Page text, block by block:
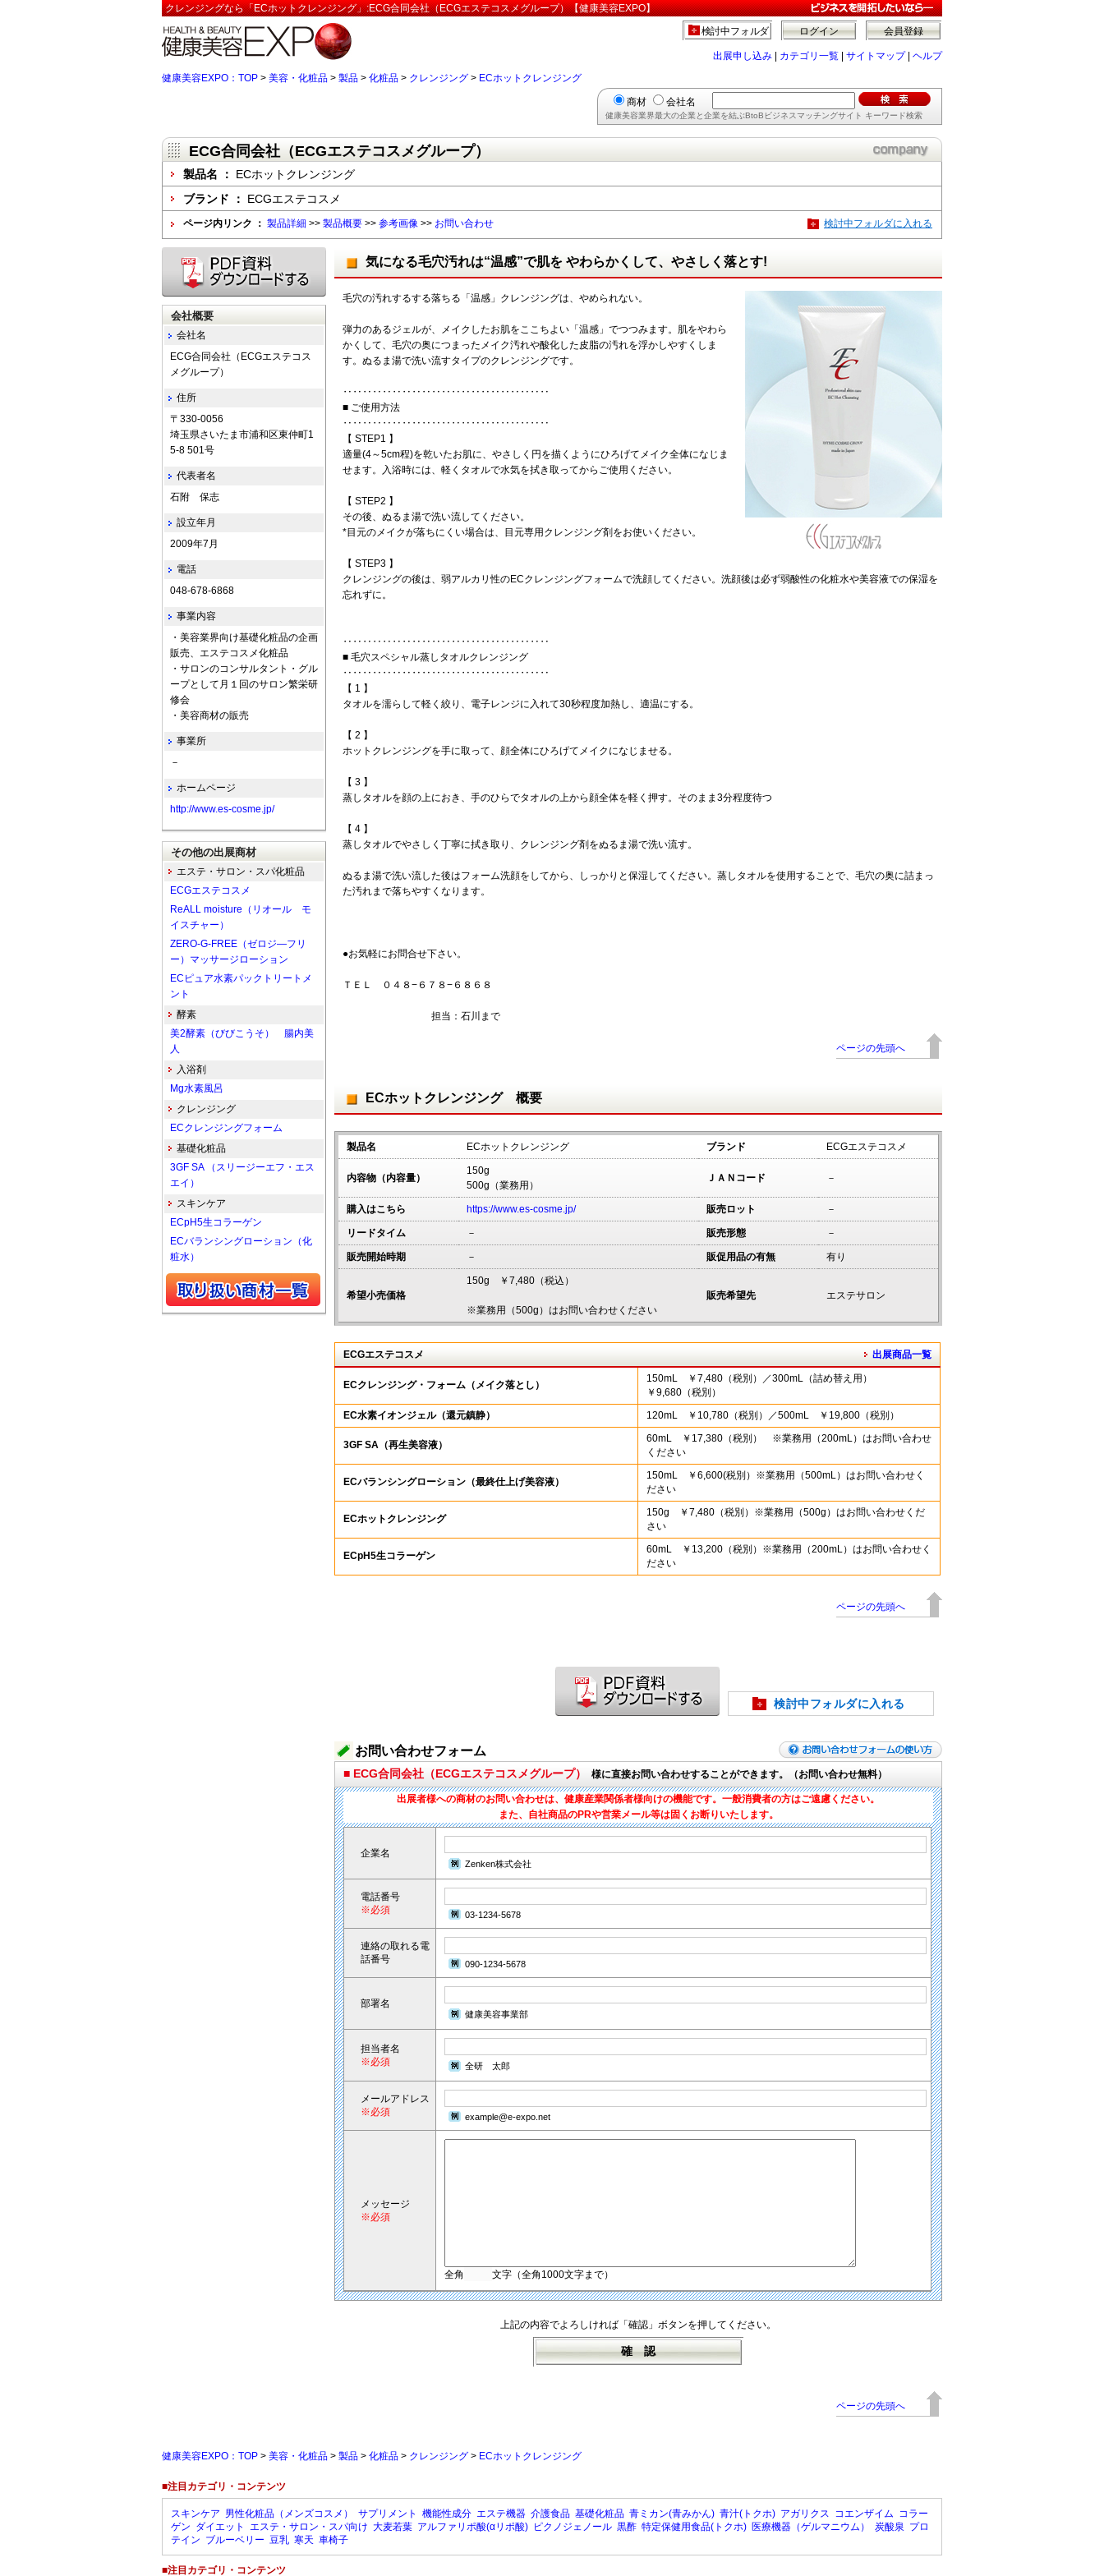
クレンジングなら「ECホットクレンジング」:ECG合同会社（ECGエステコスメグループ）【健康美容EXPO】
会員登録
ログイン
検討中フォルダ
出展申し込み カテゴリ一覧 サイトマップ| ヘルプ
健康美容EXPO：TOP > 美容・化粧品 > 製品 > 化粧品 > クレンジング > ECホットクレンジング
商材 会社名
健康美容業界最大の企業と企業を結ぶBtoBビジネスマッチングサイト キーワード検索
ECG合同会社（ECGエステコスメグループ）
製品名 ： ECホットクレンジング
ブランド ： ECGエステコスメ
ページ内リンク ： 製品詳細 >> 製品概要 >> 参考画像 >> お問い合わせ 検討中フォルダに入れる
気になる毛穴汚れは“温感”で肌を やわらかくして、やさしく落とす!
毛穴の汚れするする落ちる「温感」クレンジングは、やめられない。
弾力のあるジェルが、メイクしたお肌をここちよい「温感」でつつみます。肌をやわら
かくして、毛穴の奥につまったメイク汚れや酸化した皮脂の汚れを浮かしやすくしま
す。ぬるま湯で洗い流すタイプのクレンジングです。
‥‥‥‥‥‥‥‥‥‥‥‥‥‥‥‥‥‥‥‥‥
■ ご使用方法
‥‥‥‥‥‥‥‥‥‥‥‥‥‥‥‥‥‥‥‥‥
【 STEP1 】
適量(4～5cm程)を乾いたお肌に、やさしく円を描くようにひろげてメイク全体になじま
せます。入浴時には、軽くタオルで水気を拭き取ってからご使用ください。
【 STEP2 】
その後、ぬるま湯で洗い流してください。
*目元のメイクが落ちにくい場合は、目元専用クレンジング剤をお使いください。
【 STEP3 】
クレンジングの後は、弱アルカリ性のECクレンジングフォームで洗顔してください。洗顔後は必ず弱酸性の化粧水や美容液での保湿を
忘れずに。
‥‥‥‥‥‥‥‥‥‥‥‥‥‥‥‥‥‥‥‥‥
■ 毛穴スペシャル蒸しタオルクレンジング
‥‥‥‥‥‥‥‥‥‥‥‥‥‥‥‥‥‥‥‥‥
【 1 】
タオルを濡らして軽く絞り、電子レンジに入れて30秒程度加熱し、適温にする。
【 2 】
ホットクレンジングを手に取って、顔全体にひろげてメイクになじませる。
【 3 】
蒸しタオルを顔の上におき、手のひらでタオルの上から顔全体を軽く押す。そのまま3分程度待つ
【 4 】
蒸しタオルでやさしく丁寧に拭き取り、クレンジング剤をぬるま湯で洗い流す。
ぬるま湯で洗い流した後はフォーム洗顔をしてから、しっかりと保湿してください。蒸しタオルを使用することで、毛穴の奥に詰まっ
た汚れまで落ちやすくなります。
●お気軽にお問合せ下さい。
ＴＥＬ ０４８−６７８−６８６８
担当：石川まで
ページの先頭へ
ECホットクレンジング 概要
製品名 ECホットクレンジング ブランド ECGエステコスメ
内容物（内容量）
150g
500g（業務用）
ＪＡＮコード －
購入はこちら https://www.es-cosme.jp/ 販売ロット －
リードタイム － 販売形態 －
販売開始時期 － 販促用品の有無 有り
希望小売価格
150g ￥7,480（税込）
※業務用（500g）はお問い合わせください
販売希望先 エステサロン
ECGエステコスメ 出展商品一覧
ECクレンジング・フォーム（メイク落とし）
150mL ￥7,480（税別）／300mL（詰め替え用）
￥9,680（税別）
EC水素イオンジェル（還元鎮静）
120mL ￥10,780（税別）／500mL ￥19,800（税別）
3GF SA（再生美容液）
60mL ￥17,380（税別） ※業務用（200mL）はお問い合わせ
ください
ECバランシングローション（最終仕上げ美容液）
150mL ￥6,600(税別）※業務用（500mL）はお問い合わせく
ださい
ECホットクレンジング
150g ￥7,480（税別）※業務用（500g）はお問い合わせくだ
さい
ECpH5生コラーゲン
60mL ￥13,200（税別）※業務用（200mL）はお問い合わせく
ださい
ページの先頭へ
検討中フォルダに入れる
お問い合わせフォーム
■ ECG合同会社（ECGエステコスメグループ） 様に直接お問い合わせすることができます。（お問い合わせ無料）
出展者様への商材のお問い合わせは、健康産業関係者様向けの機能です。一般消費者の方はご遠慮ください。
また、自社商品のPRや営業メール等は固くお断りいたします。
企業名
Zenken株式会社
電話番号
※必須
03-1234-5678
連絡の取れる電
話番号
090-1234-5678
部署名
健康美容事業部
担当者名
※必須
全研 太郎
メールアドレス
※必須
example@e-expo.net
メッセージ
※必須
全角 文字（全角1000文字まで）
上記の内容でよろしければ「確認」ボタンを押してください。
ページの先頭へ
会社概要
会社名
ECG合同会社（ECGエステコス
メグループ）
住所
〒330-0056
埼玉県さいたま市浦和区東仲町1
5-8 501号
代表者名
石附 保志
設立年月
2009年7月
電話
048-678-6868
事業内容
・美容業界向け基礎化粧品の企画
販売、エステコスメ化粧品
・サロンのコンサルタント・グル
ープとして月１回のサロン繁栄研
修会
・美容商材の販売
事業所
－
ホームページ
http://www.es-cosme.jp/
その他の出展商材
エステ・サロン・スパ化粧品
ECGエステコスメ
ReALL moisture（リオール モ
イスチャー）
ZERO-G-FREE（ゼロジ―フリ
ー）マッサージローション
ECピュア水素パックトリートメ
ント
酵素
美2酵素（びびこうそ） 腸内美
人
入浴剤
Mg水素風呂
クレンジング
ECクレンジングフォーム
基礎化粧品
3GF SA （スリージーエフ・エス
エイ）
スキンケア
ECpH5生コラーゲン
ECバランシングローション（化
粧水）
健康美容EXPO：TOP > 美容・化粧品 > 製品 > 化粧品 > クレンジング > ECホットクレンジング
■注目カテゴリ・コンテンツ
スキンケア 男性化粧品（メンズコスメ） サプリメント 機能性成分 エステ機器 介護食品 基礎化粧品 青ミカン(青みかん) 青汁(トクホ) アガリクス コエンザイム コラー
ゲン ダイエット エステ・サロン・スパ向け 大麦若葉 アルファリポ酸(αリポ酸) ピクノジェノール 黒酢 特定保健用食品(トクホ) 医療機器（ゲルマニウム） 炭酸泉 プロ
テイン ブルーベリー 豆乳 寒天 車椅子
■注目カテゴリ・コンテンツ